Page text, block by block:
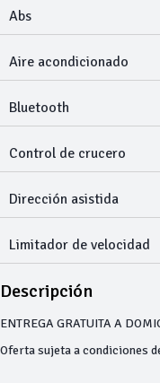
Abs
Aire acondicionado
Bluetooth
Control de crucero
Dirección asistida
Limitador de velocidad
Descripción
ENTREGA GRATUITA A
Oferta sujeta a condiciones